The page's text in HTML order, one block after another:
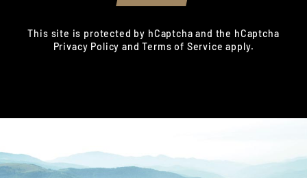
This site is protected by hCaptcha and the hCaptcha
Privacy Policy andTerms of Service apply.